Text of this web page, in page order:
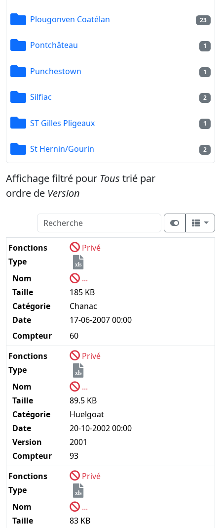
Plougonven Coatélan 23
Pontchâteau 1
Punchestown 1
Silfiac 2
ST Gilles Pligeaux 1
St Hernin/Gourin 2
Affichage filtré pour Tous trié par
ordre de Version
Fonctions
Privé
Type
xls
Nom
...
Taille
185 KB
Catégorie
Chanac
Date
17-06-2007 00:00
Compteur
60
Fonctions
Privé
Type
xls
Nom
...
Taille
89.5 KB
Catégorie
Huelgoat
Date
20-10-2002 00:00
Version
2001
Compteur
93
Fonctions
Privé
Type
xls
Nom
...
Taille
83 KB